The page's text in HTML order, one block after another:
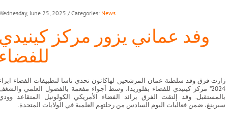
June 25, 2025 / Categories: News
وفد عماني يزور مركز
زارت فرق وفد سلطنة عمان المرشحين لهاكاثون تحدي ناسا لتطبيقات الفضاء
2024” مركز كينيدي للفضاء بفلوريدا، وسط أجواء مفعمة بالفضول العلمي
بالمستقبل. وقد إلتقت الفرق برائد الفضاء الأمريكي الكولونيل المتقاعد
سبرينغ، ضمن فعاليات اليوم السادس من رحلتهم العلمية في الولايات المتحدة.